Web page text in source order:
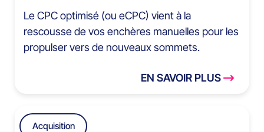
Le CPC optimisé (ou eCPC) vient à la
rescousse de vos enchères manuelles pour les
propulser vers de nouveaux sommets.
EN SAVOIR PLUS
Acquisition